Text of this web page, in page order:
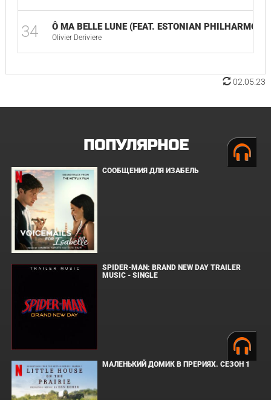
34 Ô MA BELLE LUNE (FEAT. ESTONIAN
Olivier Deriviere
02.05.23
ПОПУЛЯРНОЕ
СООБЩЕНИЯ ДЛЯ ИЗАБЕЛЬ
SPIDER-MAN: BRAND NEW DAY TRAILER
MUSIC - SINGLE
МАЛЕНЬКИЙ ДОМИК В ПРЕРИЯХ. СЕЗОН 1